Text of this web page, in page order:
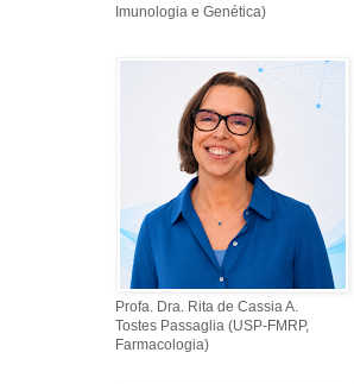
Imunologia e Genética)
Profa. Dra. Rita de Cassia A.
Tostes Passaglia (USP-FMRP,
Farmacologia)